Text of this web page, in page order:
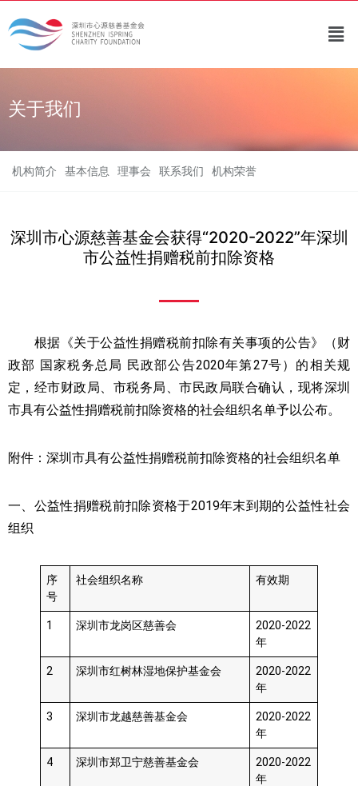
关于我们
机构简介 基本信息 理事会 联系我们 机构荣誉
深圳市心源慈善基金会获得“2020-2022”年深圳
市公益性捐赠税前扣除资格
根据《关于公益性捐赠税前扣除有关事项的公告》（财
政部 国家税务总局 民政部公告2020年第27号）的相关规
定，经市财政局、市税务局、市民政局联合确认，现将深圳
市具有公益性捐赠税前扣除资格的社会组织名单予以公布。
附件：深圳市具有公益性捐赠税前扣除资格的社会组织名单
一、公益性捐赠税前扣除资格于2019年末到期的公益性社会
组织
序
号
社会组织名称 有效期
1 深圳市龙岗区慈善会
2020-2022
年
2 深圳市红树林湿地保护基金会
2020-2022
年
3 深圳市龙越慈善基金会
2020-2022
年
4 深圳市郑卫宁慈善基金会
2020-2022
年